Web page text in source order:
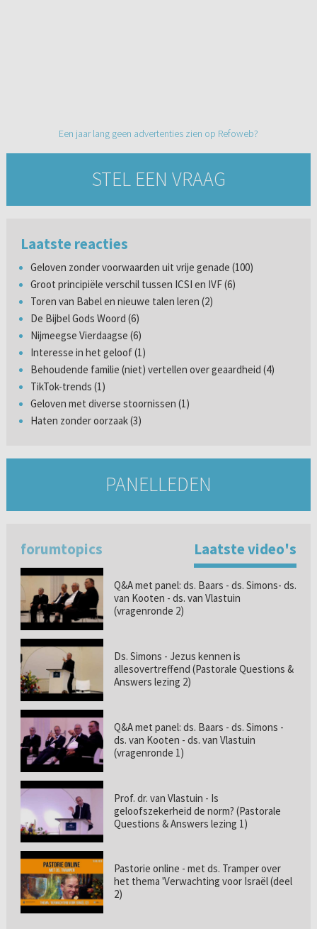
Een jaar lang geen advertenties zien op Refoweb?
STEL EEN VRAAG
Laatste reacties
Geloven zonder voorwaarden uit vrije genade (100)
Groot principiële verschil tussen ICSI en IVF (6)
Toren van Babel en nieuwe talen leren (2)
De Bijbel Gods Woord (6)
Nijmeegse Vierdaagse (6)
Interesse in het geloof (1)
Behoudende familie (niet) vertellen over geaardheid (4)
TikTok-trends (1)
Geloven met diverse stoornissen (1)
Haten zonder oorzaak (3)
PANELLEDEN
forumtopics Laatste video's
Q&A met panel: ds. Baars - ds. Simons- ds.
van Kooten - ds. van Vlastuin
(vragenronde 2)
Ds. Simons - Jezus kennen is
allesovertreffend (Pastorale Questions &
Answers lezing 2)
Q&A met panel: ds. Baars - ds. Simons -
ds. van Kooten - ds. van Vlastuin
(vragenronde 1)
Prof. dr. van Vlastuin - Is
geloofszekerheid de norm? (Pastorale
Questions & Answers lezing 1)
Pastorie online - met ds. Tramper over
het thema 'Verwachting voor Israël (deel
2)